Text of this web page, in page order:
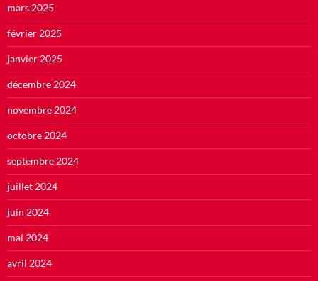
mars 2025
février 2025
janvier 2025
décembre 2024
novembre 2024
octobre 2024
septembre 2024
juillet 2024
juin 2024
mai 2024
avril 2024